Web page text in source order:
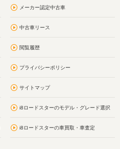
メーカー認定中古車
中古車リース
閲覧履歴
プライバシーポリシー
サイトマップ
i8ロードスターのモデル・グレード選択
i8ロードスターの車買取・車査定